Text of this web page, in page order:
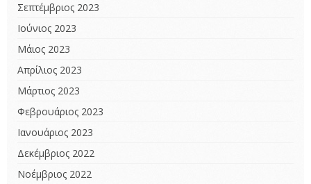
Σεπτέμβριος 2023
Ιούνιος 2023
Μάιος 2023
Απρίλιος 2023
Μάρτιος 2023
Φεβρουάριος 2023
Ιανουάριος 2023
Δεκέμβριος 2022
Νοέμβριος 2022